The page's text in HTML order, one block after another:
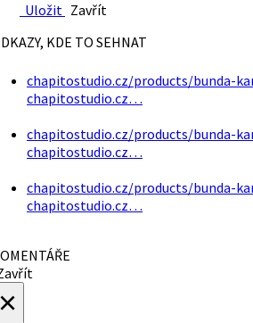
Uložit Zavřít
KDE TO SEHNAT
chapitostudio.cz/products/bunda-
chapitostudio.cz…
chapitostudio.cz/products/bunda-
chapitostudio.cz…
chapitostudio.cz/products/bunda-
chapitostudio.cz…